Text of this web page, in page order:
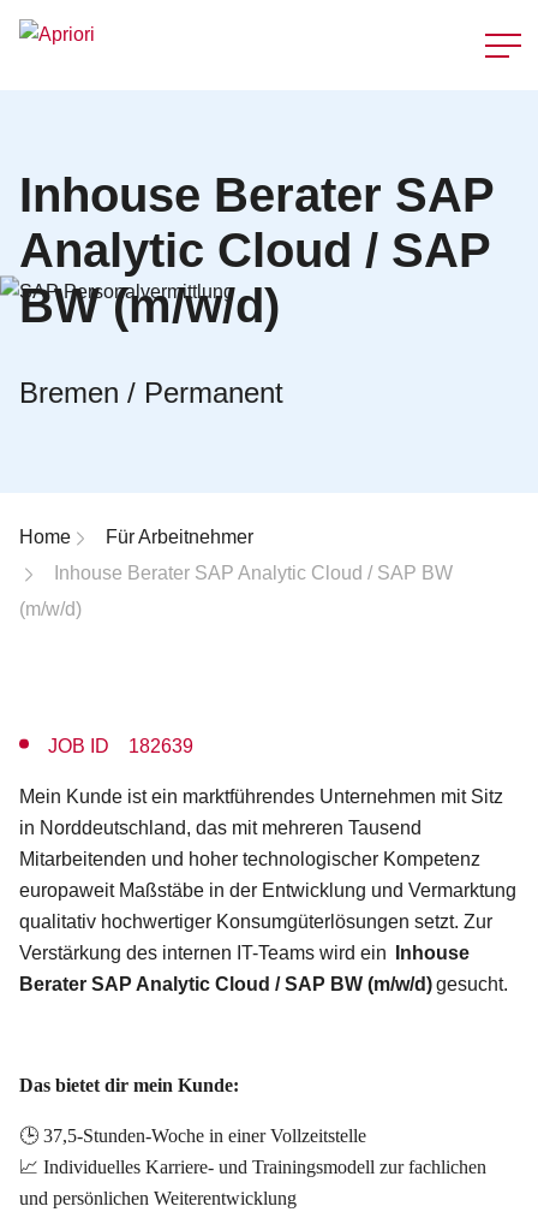
Inhouse Berater SAP
Analytic Cloud / SAP
BW (m/w/d)
Bremen / Permanent
Breadcrumb-Navigation
Home
Für Arbeitnehmer
Inhouse Berater SAP Analytic Cloud / SAP BW
(m/w/d)
JOB ID 182639
Mein Kunde ist ein marktführendes Unternehmen mit Sitz
in Norddeutschland, das mit mehreren Tausend
Mitarbeitenden und hoher technologischer Kompetenz
europaweit Maßstäbe in der Entwicklung und Vermarktung
qualitativ hochwertiger Konsumgüterlösungen setzt. Zur
Verstärkung des internen IT-Teams wird ein
Inhouse
Berater SAP Analytic Cloud / SAP BW (m/w/d)gesucht.
Das bietet dir mein Kunde:
🕒 37,5-Stunden-Woche in einer Vollzeitstelle
📈 Individuelles Karriere- und Trainingsmodell zur fachlichen
und persönlichen Weiterentwicklung